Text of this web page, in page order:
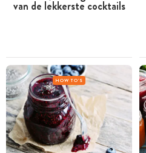
van de lekkerste cocktails
HOW TO'S